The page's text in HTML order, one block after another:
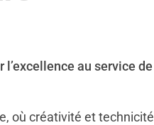
l’excellence au service de
où créativité et technicité